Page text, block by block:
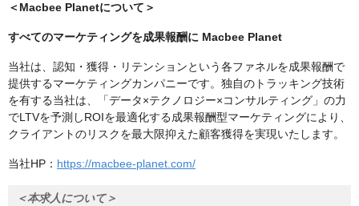
＜Macbee Planetについて＞
すべてのマーケティングを成果報酬に Macbee Planet
当社は、認知・獲得・リテンションという各ファネルを成果報酬で
提供するマーケティングカンパニーです。独自のトラッキング技術
を有する当社は、「データ×テクノロジー×コンサルティング」の力
でLTVを予測しROIを最適化する成果報酬型マーケティングにより、
クライアントのリスクを最大限抑えた顧客獲得を実現いたします。
当社HP： https://macbee-planet.com/
＜本求人について＞